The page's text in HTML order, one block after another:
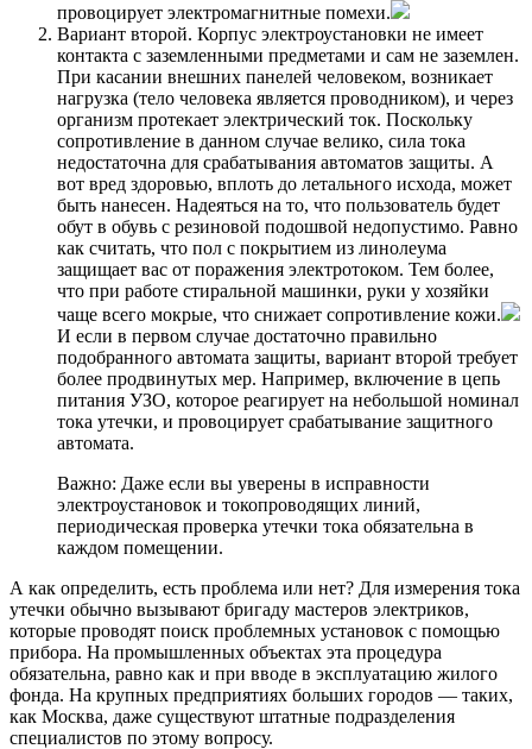
провоцирует электромагнитные помехи.
Вариант второй. Корпус электроустановки не имеет
контакта с заземленными предметами и сам не заземлен.
При касании внешних панелей человеком, возникает
нагрузка (тело человека является проводником), и через
организм протекает электрический ток. Поскольку
сопротивление в данном случае велико, сила тока
недостаточна для срабатывания автоматов защиты. А
вот вред здоровью, вплоть до летального исхода, может
быть нанесен. Надеяться на то, что пользователь будет
обут в обувь с резиновой подошвой недопустимо. Равно
как считать, что пол с покрытием из линолеума
защищает вас от поражения электротоком. Тем более,
что при работе стиральной машинки, руки у хозяйки
чаще всего мокрые, что снижает сопротивление кожи.
И если в первом случае достаточно правильно
подобранного автомата защиты, вариант второй требует
более продвинутых мер. Например, включение в цепь
питания УЗО, которое реагирует на небольшой номинал
тока утечки, и провоцирует срабатывание защитного
автомата.
Важно: Даже если вы уверены в исправности
электроустановок и токопроводящих линий,
периодическая проверка утечки тока обязательна в
каждом помещении.
А как определить, есть проблема или нет? Для измерения тока
утечки обычно вызывают бригаду мастеров электриков,
которые проводят поиск проблемных установок с помощью
прибора. На промышленных объектах эта процедура
обязательна, равно как и при вводе в эксплуатацию жилого
фонда. На крупных предприятиях больших городов — таких,
как Москва, даже существуют штатные подразделения
специалистов по этому вопросу.